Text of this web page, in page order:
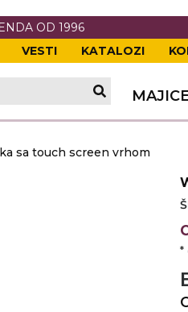
OD 1996
VESTI KATALOZI
OPREMA
I PANOI
sa touch screen vrhom
*